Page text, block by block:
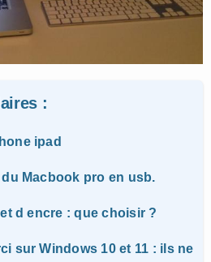
:
ipad
Macbook pro en usb.
d encre : que choisir ?
sur Windows 10 et 11 : ils ne